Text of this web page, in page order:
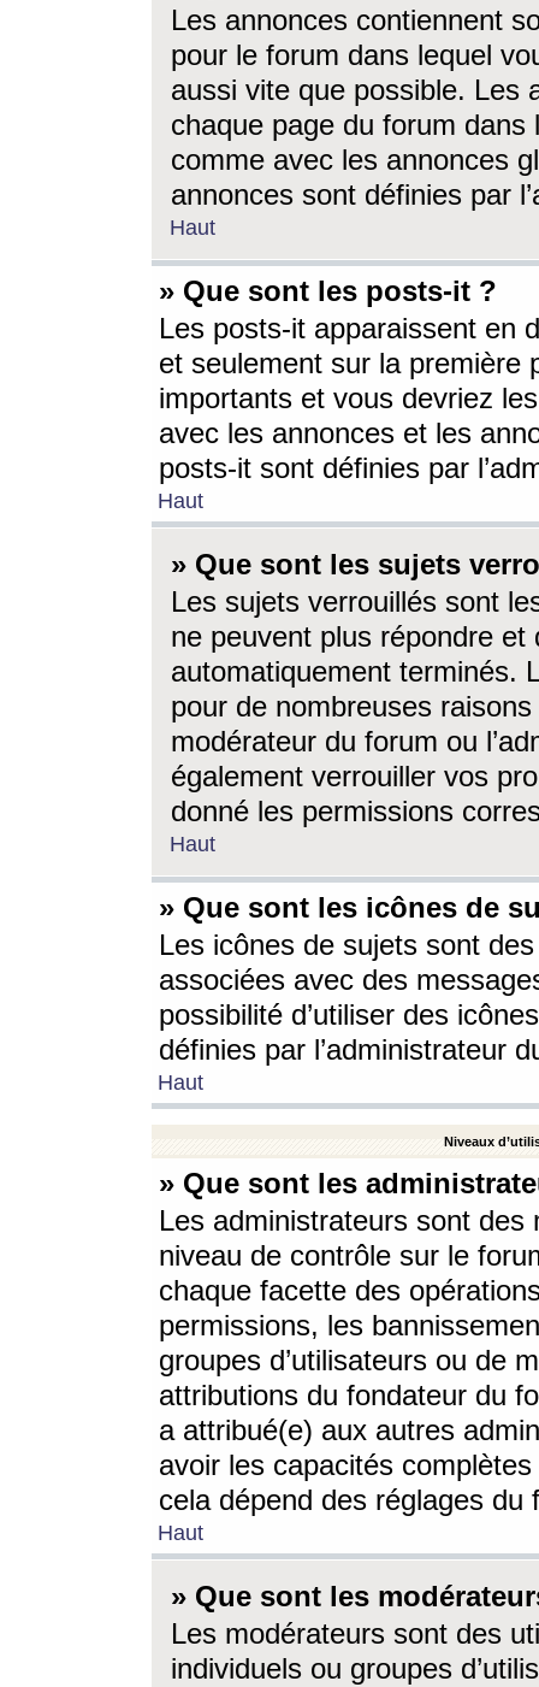
Les annonces contiennent
pour le forum dans lequel
aussi vite que possible. Les
chaque page du forum dans
comme avec les annonces
annonces sont définies par
Haut
» Que sont les posts-it ?
Les posts-it apparaissent en
et seulement sur la première
importants et vous devriez
avec les annonces et les
posts-it sont définies par
Haut
» Que sont les sujets
Les sujets verrouillés sont
ne peuvent plus répondre
automatiquement terminés.
pour de nombreuses
modérateur du forum ou
également verrouiller vos
donné les permissions
Haut
» Que sont les icônes de
Les icônes de sujets sont
associées avec des
possibilité d’utiliser des
définies par l’administrateur
Haut
Niveaux
» Que sont les
Les administrateurs sont
niveau de contrôle sur le
chaque facette des
permissions, les
groupes d’utilisateurs ou de
attributions du fondateur du
a attribué(e) aux autres
avoir les capacités
cela dépend des réglages du
Haut
» Que sont les
Les modérateurs sont des
individuels ou groupes